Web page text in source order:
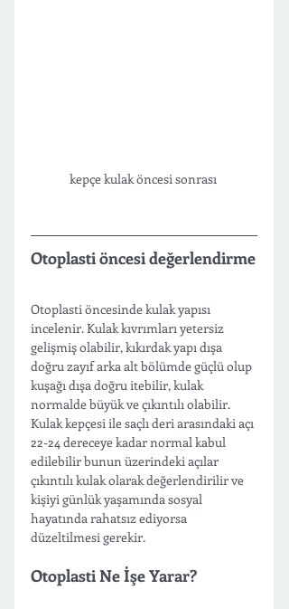
kepçe kulak öncesi sonrası
Otoplasti öncesi değerlendirme
Otoplasti öncesinde kulak yapısı
incelenir. Kulak kıvrımları yetersiz
gelişmiş olabilir, kıkırdak yapı dışa
doğru zayıf arka alt bölümde güçlü olup
kuşağı dışa doğru itebilir, kulak
normalde büyük ve çıkıntılı olabilir.
Kulak kepçesi ile saçlı deri arasındaki açı
22-24 dereceye kadar normal kabul
edilebilir bunun üzerindeki açılar
çıkıntılı kulak olarak değerlendirilir ve
kişiyi günlük yaşamında sosyal
hayatında rahatsız ediyorsa
düzeltilmesi gerekir.
Otoplasti Ne İşe Yarar?